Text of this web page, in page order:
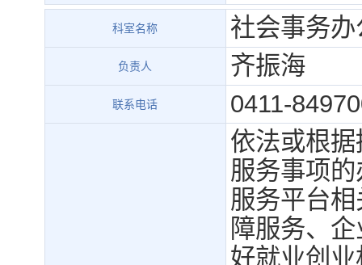
科室名称 社会事务办
负责人 齐振海
联系电话 0411-
依法或根
服务事项
服务平台
障服务、
好就业创